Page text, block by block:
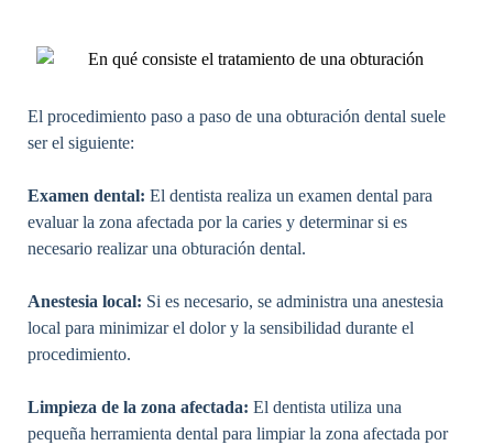
El procedimiento paso a paso de una obturación dental suele
ser el siguiente:
Examen dental: El dentista realiza un examen dental para
evaluar la zona afectada por la caries y determinar si es
necesario realizar una obturación dental.
Anestesia local: Si es necesario, se administra una anestesia
local para minimizar el dolor y la sensibilidad durante el
procedimiento.
Limpieza de la zona afectada: El dentista utiliza una
pequeña herramienta dental para limpiar la zona afectada por